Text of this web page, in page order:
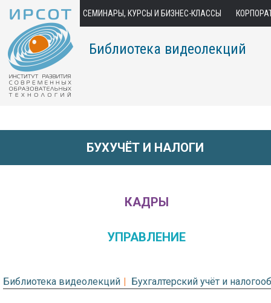
СЕМИНАРЫ, КУРСЫ И БИЗНЕС-КЛАССЫ
Библиотека видеолекций
БУХУЧЁТ И НАЛОГИ
КАДРЫ
УПРАВЛЕНИЕ
Библиотека видеолекций Бухгалтерский учёт и